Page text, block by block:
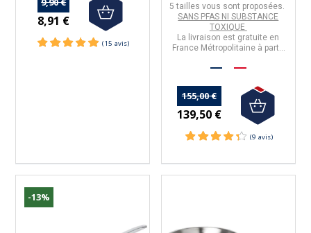
8,91 €
5 tailles vous sont proposées.
SANS PFAS NI SUBSTANCE
TOXIQUE
La livraison est gratuite en
France Métropolitaine à partir
155,00 €
139,50 €
-13%